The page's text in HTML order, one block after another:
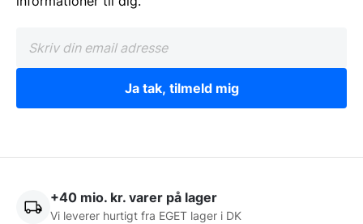
Ja tak, tilmeld mig
+40 mio. kr. varer på lager
Vi leverer hurtigt fra EGET lager i DK